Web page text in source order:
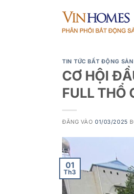
TIN TỨC BẤT ĐỘNG SẢN
CƠ HỘI
FULL THỔ
ĐĂNG VÀO01/03/2025
01
Th3